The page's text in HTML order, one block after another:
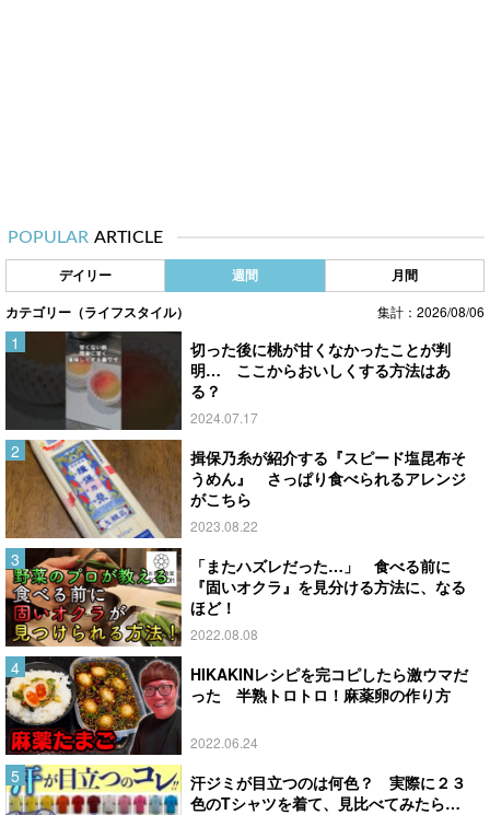
POPULAR ARTICLE
デイリー 週間 月間
カテゴリー（ライフスタイル） 集計：2026/08/06
切った後に桃が甘くなかったことが判
明… ここからおいしくする方法はあ
る？
2024.07.17
揖保乃糸が紹介する『スピード塩昆布そ
うめん』 さっぱり食べられるアレンジ
がこちら
2023.08.22
「またハズレだった…」 食べる前に
『固いオクラ』を見分ける方法に、なる
ほど！
2022.08.08
HIKAKINレシピを完コピしたら激ウマだ
った 半熟トロトロ！麻薬卵の作り方
2022.06.24
汗ジミが目立つのは何色？ 実際に２３
色のTシャツを着て、見比べてみたら…